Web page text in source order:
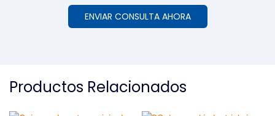
ENVIAR CONSULTA AHORA
Productos Relacionados